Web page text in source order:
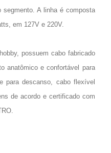
segmento. A linha é composta
em 127V e 220V.
possuem cabo fabricado
anatômico e confortável para
para descanso, cabo flexível
de acordo e certificado com